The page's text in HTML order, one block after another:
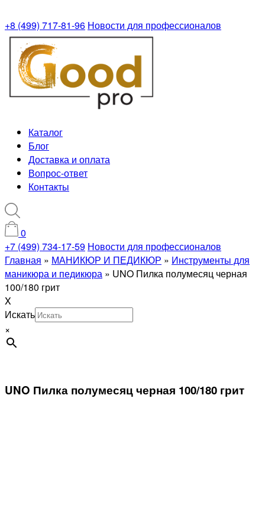
+8 (499) 717-81-96 Новости для профессионалов
Каталог
Блог
Доставка и оплата
Вопрос-ответ
Контакты
0
+7 (499) 734-17-59 Новости для профессионалов
Главная » МАНИКЮР И ПЕДИКЮР » Инструменты для
маникюра и педикюра » UNO Пилка полумесяц черная
100/180 грит
X
Искать
×
UNO Пилка полумесяц черная 100/180 грит